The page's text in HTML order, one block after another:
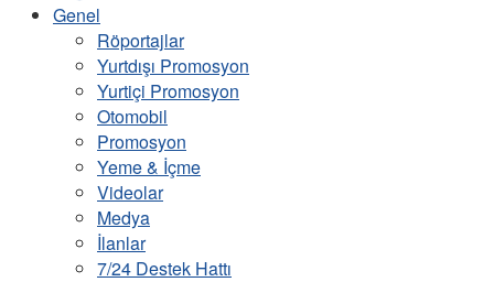
Genel
Röportajlar
Yurtdışı Promosyon
Yurtiçi Promosyon
Otomobil
Promosyon
Yeme & İçme
Videolar
Medya
İlanlar
7/24 Destek Hattı